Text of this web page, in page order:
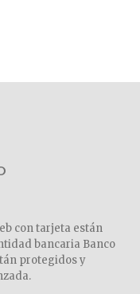
con tarjeta están
bancaria Banco
protegidos y